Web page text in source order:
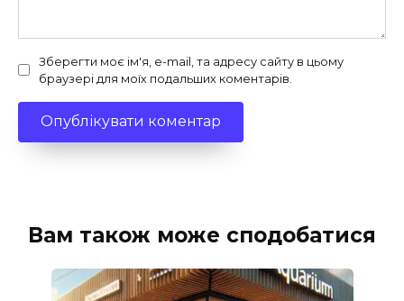
Зберегти моє ім'я, e-mail, та адресу сайту в цьому
браузері для моїх подальших коментарів.
Вам також може сподобатися